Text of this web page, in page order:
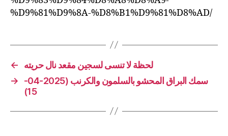
%D9%81%D9%8A-%D8%B1%D9%81%D8%AD/
←
لحظة لا تنسى لسجين مقعد نال حريته
→
سمك البراق المحشو بالسلمون والكرنب (2025-04-
15)